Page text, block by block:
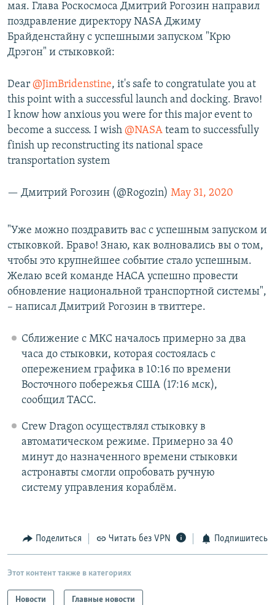
мая. Глава Роскосмоса Дмитрий Рогозин направил
поздравление директору NASA Джиму
Брайденстайну с успешными запуском "Крю
Дрэгон" и стыковкой:
Dear @JimBridenstine, it's safe to congratulate you at
this point with a successful launch and docking. Bravo!
I know how anxious you were for this major event to
become a success. I wish @NASA team to successfully
finish up reconstructing its national space
transportation system
— Дмитрий Рогозин (@Rogozin) May 31, 2020
"Уже можно поздравить вас с успешным запуском и
стыковкой. Браво! Знаю, как волновались вы о том,
чтобы это крупнейшее событие стало успешным.
Желаю всей команде НАСА успешно провести
обновление национальной транспортной системы",
– написал Дмитрий Рогозин в твиттере.
Сближение с МКС началось примерно за два
часа до стыковки, которая состоялась с
опережением графика в 10:16 по времени
Восточного побережья США (17:16 мск),
сообщил ТАСС.
Crew Dragon осуществлял стыковку в
автоматическом режиме. Примерно за 40
минут до назначенного времени стыковки
астронавты смогли опробовать ручную
систему управления кораблём.
Поделиться Читать без VPN Подпишитесь
Этот контент также в категориях
Новости Главные новости